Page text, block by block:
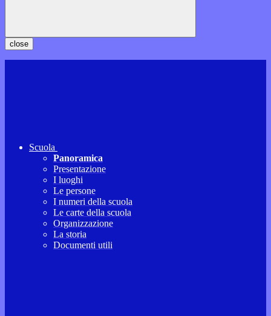
close
Scuola
Panoramica
Presentazione
I luoghi
Le persone
I numeri della scuola
Le carte della scuola
Organizzazione
La storia
Documenti utili